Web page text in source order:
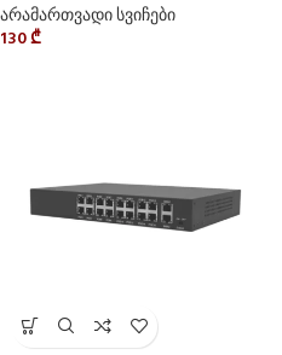
არამართვადი სვიჩები
130₾